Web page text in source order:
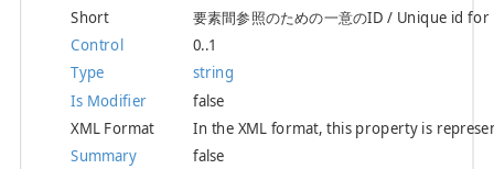
Short
要素間参照のための一意のID / Unique id
Control
0..1
Type
string
Is Modifier
false
XML Format
In the XML format, this property is
Summary
false